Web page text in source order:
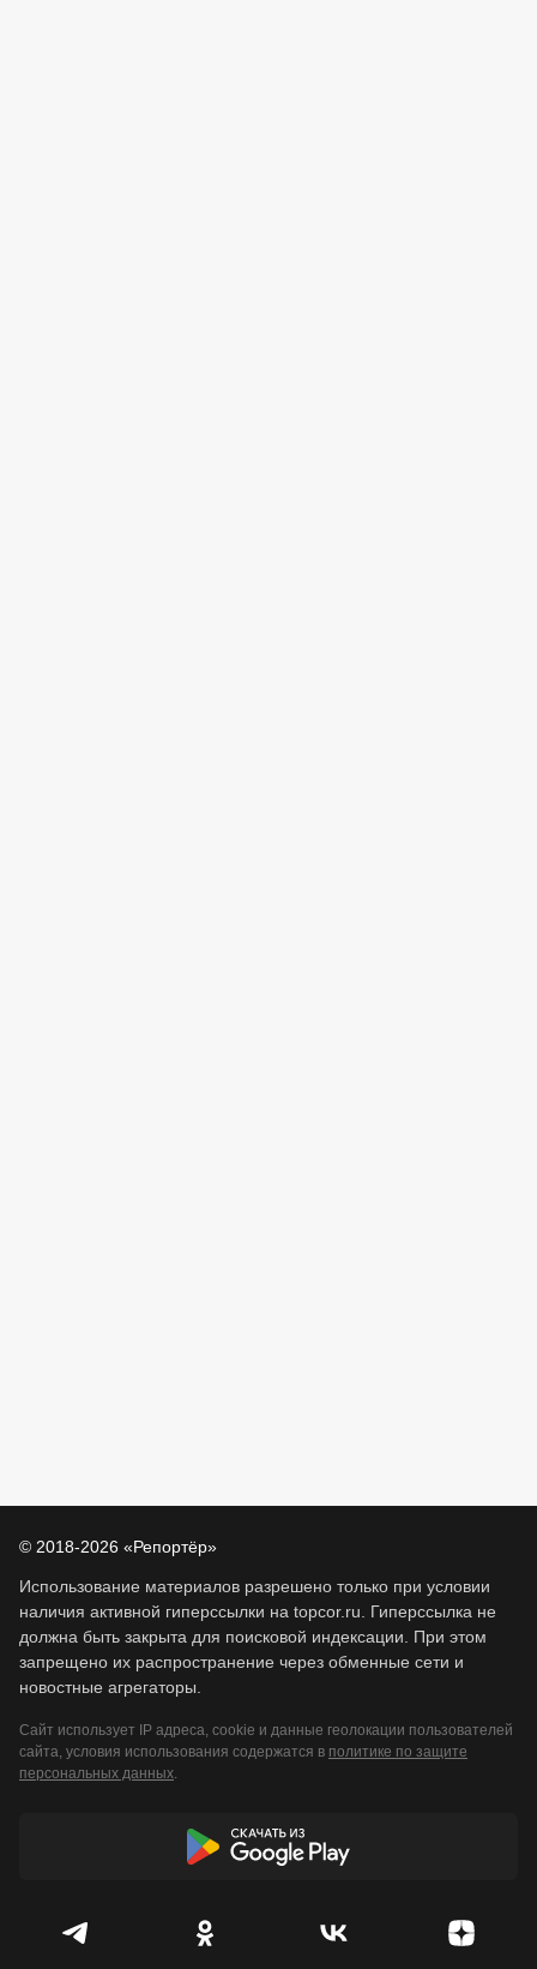
© 2018-2026 «Репортёр»
Использование материалов разрешено только при условии
наличия активной гиперссылки на topcor.ru. Гиперссылка не
должна быть закрыта для поисковой индексации. При этом
запрещено их распространение через обменные сети и
новостные агрегаторы.
Сайт использует IP адреса, cookie и данные геолокации пользователей
сайта, условия использования содержатся в политике по защите
персональных данных.